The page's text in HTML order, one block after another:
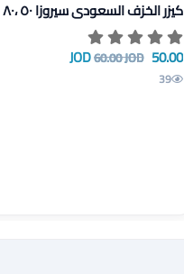
كيزر الخزف السعودي سيروزا ٥٠ ،٨٠ لتر
50.00 JOD
60.00 JOD
39